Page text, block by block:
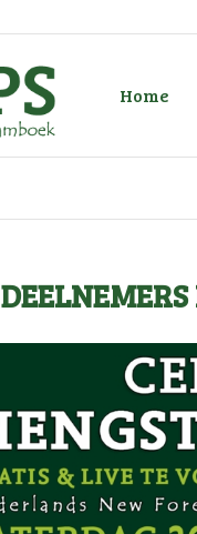
Home